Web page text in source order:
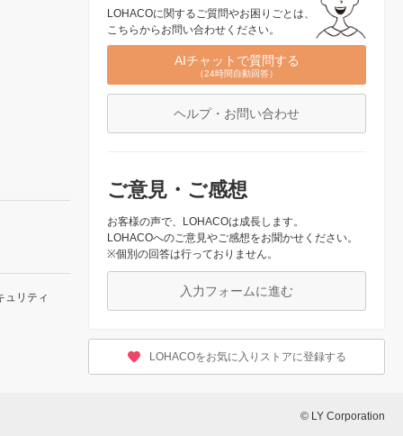
LOHACOに関するご質問やお困りごとは、
こちらからお問い合わせください。
AIチャットで質問する
（24時間自動回答）
ヘルプ・お問い合わせ
ご意見・ご感想
お客様の声で、LOHACOは成長します。
LOHACOへのご意見やご感想をお聞かせください。
※個別の回答は行っておりません。
入力フォームに進む
LOHACOをお気に入りストアに登録する
ュリティ
© LY Corporation